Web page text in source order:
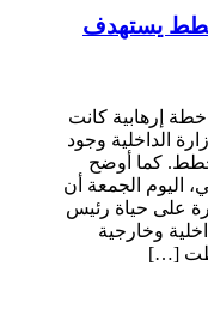
مخطط يستهدف
إرهابية كانت
الداخلية وجود
كما أوضح
اليوم الجمعة أن
على حياة رئيس
وخارجية
[…]